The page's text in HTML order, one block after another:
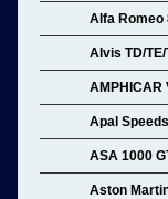
Alfa Romeo
Alvis TD/
AMPHICAR
Apal
ASA 1000
Aston